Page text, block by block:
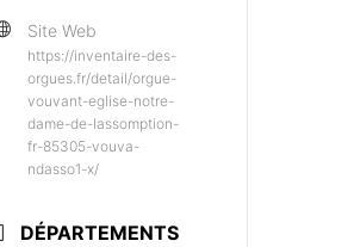
Site Web
https://inventaire-des-
orgues.fr/detail/orgue-
vouvant-eglise-notre-
dame-de-lassomption-
fr-85305-vouva-
ndasso1-x/
DÉPARTEMENTS